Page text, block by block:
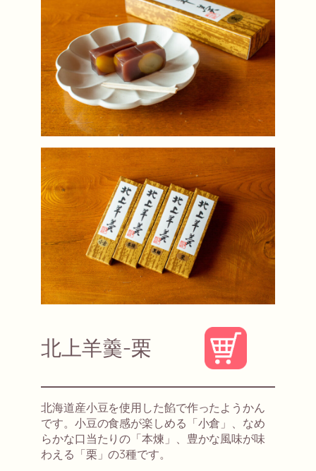
北上羊羹-栗
北海道産小豆を使用した餡で作ったようかん
です。小豆の食感が楽しめる「小倉」、なめ
らかな口当たりの「本煉」、豊かな風味が味
わえる「栗」の3種です。